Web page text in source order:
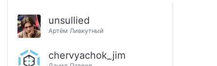
unsullied
Артём Ливкутный
chervyachok_jim